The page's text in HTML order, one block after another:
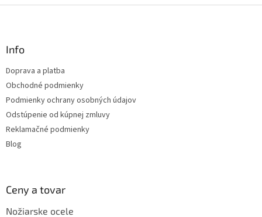
l
r
Info
Doprava a platba
Obchodné podmienky
Podmienky ochrany osobných údajov
Odstúpenie od kúpnej zmluvy
Reklamačné podmienky
Blog
Ceny a tovar
Nožiarske ocele